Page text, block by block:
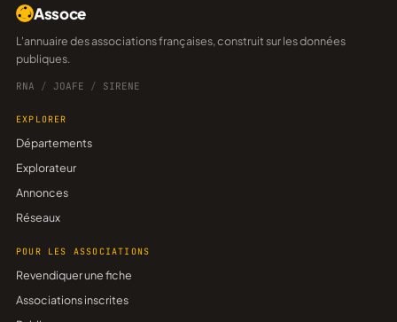
Assoce
L'annuaire des associations françaises, construit sur les données
publiques.
RNA / JOAFE / SIRENE
EXPLORER
Départements
Explorateur
Annonces
Réseaux
POUR LES ASSOCIATIONS
Revendiquer une fiche
Associations inscrites